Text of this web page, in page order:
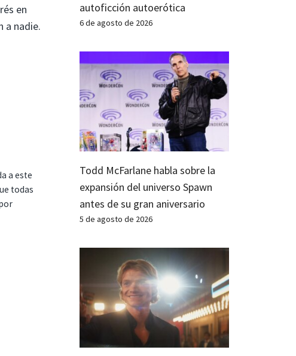
en
a nadie.
a este
todas
autoficción autoerótica
6 de agosto de 2026
Todd McFarlane habla sobre la
expansión del universo Spawn
antes de su gran aniversario
5 de agosto de 2026